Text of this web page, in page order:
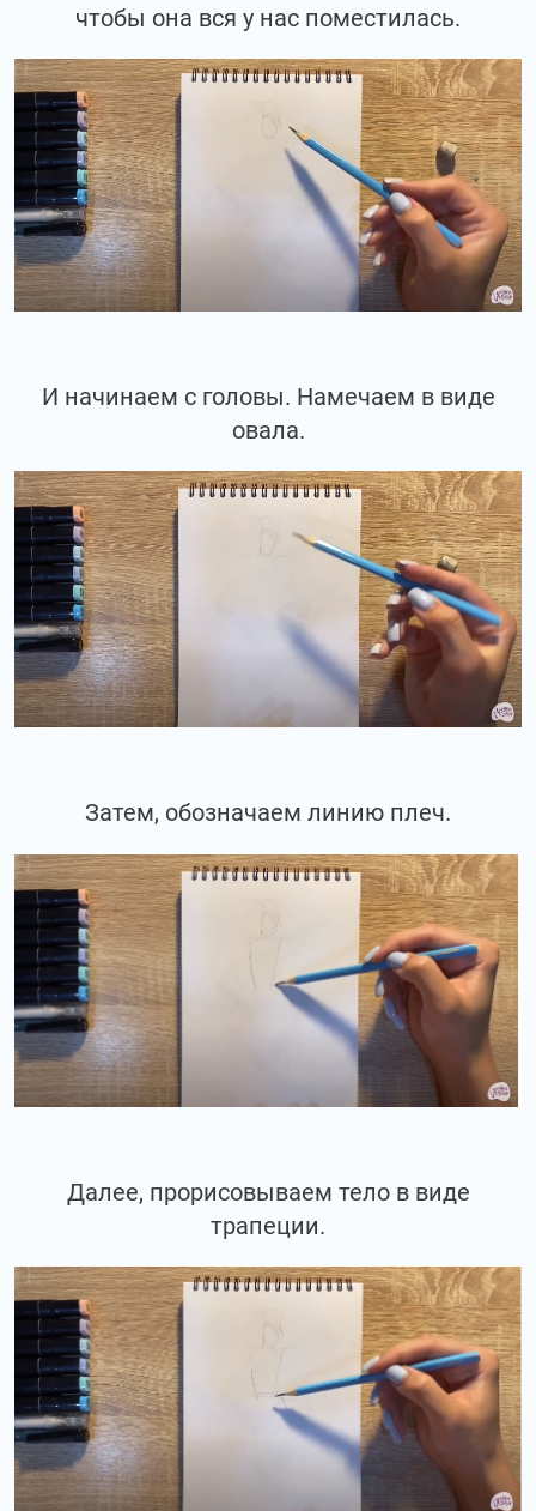
чтобы она вся у нас поместилась.
И начинаем с головы. Намечаем в виде
овала.
Затем, обозначаем линию плеч.
Далее, прорисовываем тело в виде
трапеции.